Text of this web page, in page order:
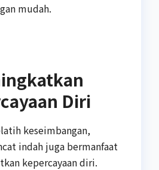
mudah.
Diri
keseimbangan,
indah juga bermanfaat
kepercayaan diri.